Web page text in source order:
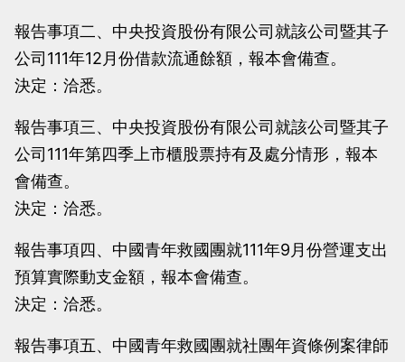
報告事項二、中央投資股份有限公司就該公司暨其子
公司111年12月份借款流通餘額，報本會備查。
決定：洽悉。
報告事項三、中央投資股份有限公司就該公司暨其子
公司111年第四季上市櫃股票持有及處分情形，報本
會備查。
決定：洽悉。
報告事項四、中國青年救國團就111年9月份營運支出
預算實際動支金額，報本會備查。
決定：洽悉。
報告事項五、中國青年救國團就社團年資條例案律師